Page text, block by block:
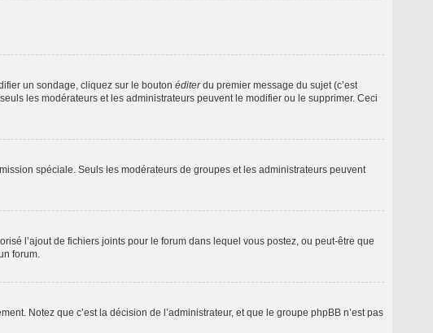
un sondage, cliquez sur le bouton éditerdu premier message du sujet (c’est
les modérateurs et les administrateurs peuvent le modifier ou le supprimer. Ceci
spéciale. Seuls les modérateurs de groupes et les administrateurs peuvent
l’ajout de fichiers joints pour le forum dans lequel vous postez, ou peut-être que
forum.
Notez que c’est la décision de l’administrateur, et que le groupe phpBB n’est pas